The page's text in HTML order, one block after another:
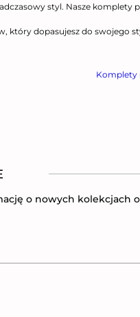
styl. Nasze komplety
który dopasujesz do swojego
Komplety
o nowych kolekcjach